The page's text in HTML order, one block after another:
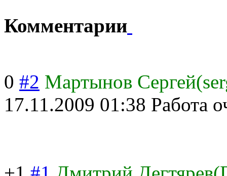
Комментарии
0 #2 Мартынов
17.11.2009 01:38 Работа